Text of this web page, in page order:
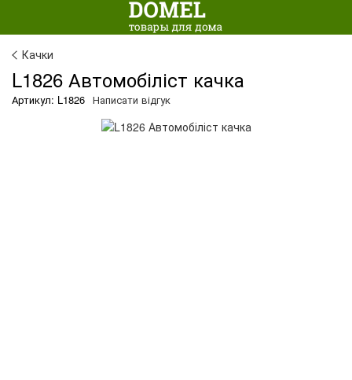
Качки
L1826 Автомобіліст качка
Артикул: L1826 Написати відгук